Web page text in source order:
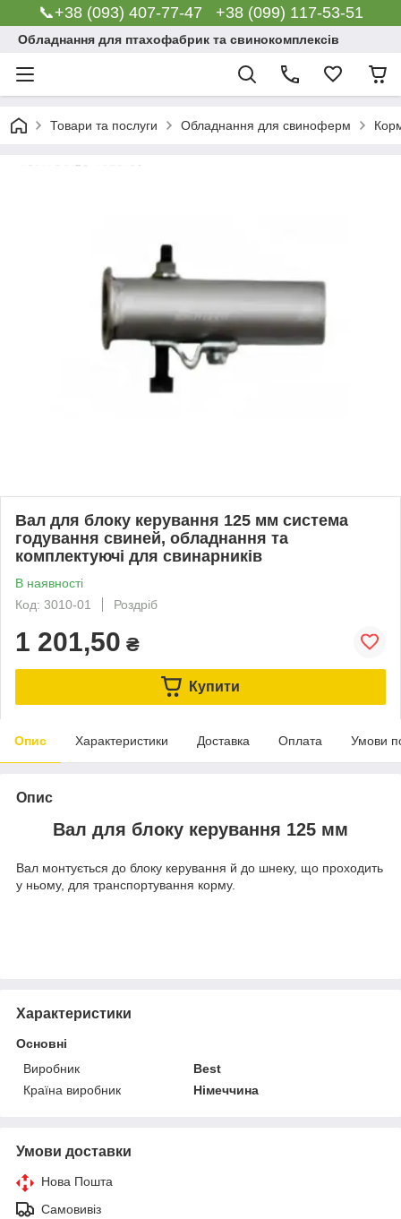
📞+38 (093) 407-77-47 +38 (099) 117-53-51
Обладнання для птахофабрик та свинокомплексів
Товари та послуги Обладнання для свиноферм
Вал для блоку керування 125 мм система
годування свиней, обладнання та
комплектуючі для свинарників
В наявності
Код: 3010-01
Роздріб
1 201,50 ₴
Купити
Опис Характеристики Доставка Оплата Умови
Опис
Вал для блоку керування 125 мм
Вал монтується до блоку керування й до шнеку, що проходить
у ньому, для транспортування корму.
Характеристики
Основні
Виробник
Best
Країна виробник
Німеччина
Умови доставки
Нова Пошта
Самовивіз